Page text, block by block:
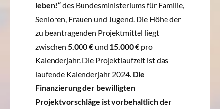
leben!“des Bundesministeriums für Familie,
Senioren, Frauen und Jugend. Die Höhe der
zu beantragenden Projektmittel liegt
zwischen 5.000 € und 15.000 € pro
Kalenderjahr. Die Projektlaufzeit ist das
laufende Kalenderjahr 2024. Die
Finanzierung der bewilligten
Projektvorschläge ist vorbehaltlich der